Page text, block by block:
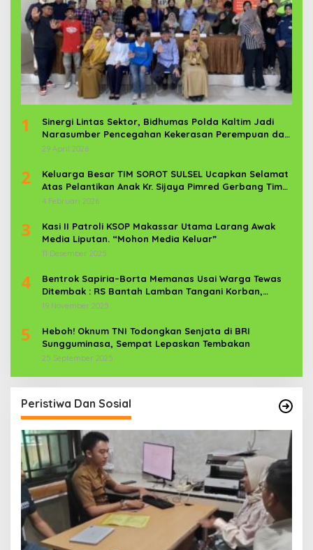
1
Sinergi Lintas Sektor, Bidhumas Polda Kaltim Jadi
Narasumber Pencegahan Kekerasan Perempuan dan
Anak
29 April 2026
2
Keluarga Besar TIM SOROT SULSEL Ucapkan Selamat
Atas Pelantikan Anak Kr. Sijaya Pimred Gerbang Timur
News Com Sebagai Prajurit TNI
4 Februari 2026
3
Kasi II Patroli KSOP Makassar Utama Larang Awak
Media Liputan. “Mohon Media Keluar”
11 Desember 2025
4
Bentrok Sapiria–Borta Memanas Usai Warga Tewas
Ditembak : RS Bantah Lamban Tangani Korban,
Aparat TNI-POLRI Dikerahkan
19 November 2025
5
Heboh! Oknum TNI Todongkan Senjata di BRI
Sungguminasa, Sempat Lepaskan Tembakan
25 September 2025
Peristiwa Dan Sosial